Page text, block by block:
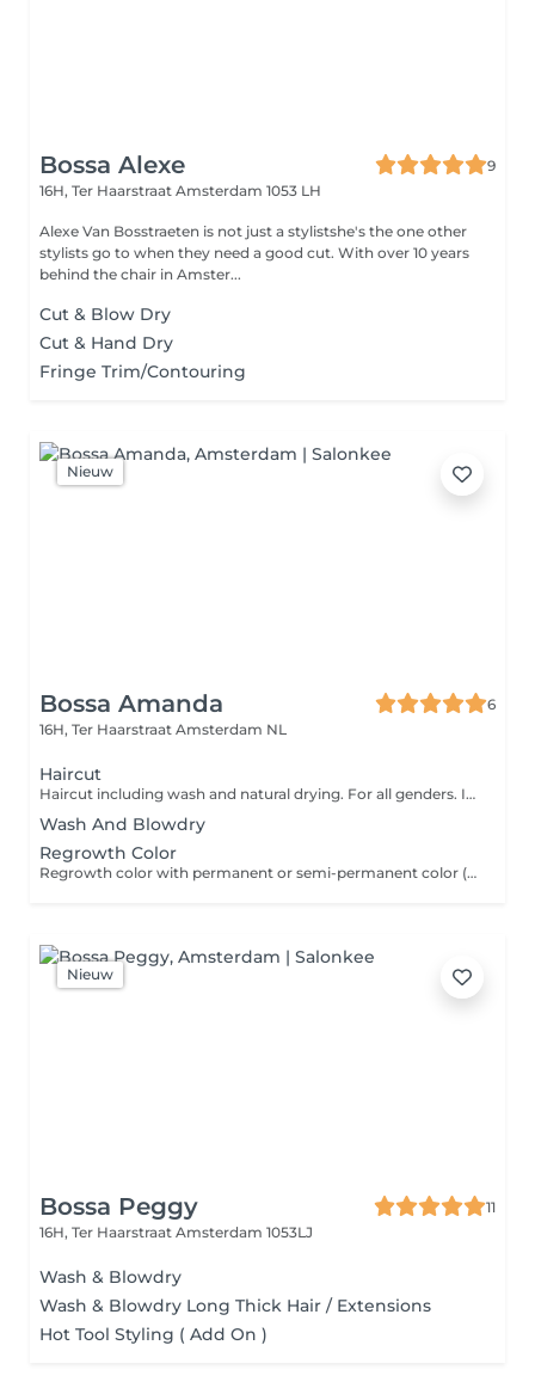
Bossa Alexe
9
16H, Ter Haarstraat Amsterdam 1053 LH
Alexe Van Bosstraeten is not just a stylistshe's the one other
stylists go to when they need a good cut. With over 10 years
behind the chair in Amster...
Cut & Blow Dry
Cut & Hand Dry
Fringe Trim/Contouring
Nieuw
Bossa Amanda
6
16H, Ter Haarstraat Amsterdam NL
Haircut
Haircut including wash and natural drying. For all genders. If you have very long/thick hair or thick curly hair please choose haircut with blowdry/diffuse dry.
Wash And Blowdry
Regrowth Color
Regrowth color with permanent or semi-permanent color (not bleach). If you have waited more than 3 months, book full color.
Nieuw
Bossa Peggy
11
16H, Ter Haarstraat Amsterdam 1053LJ
Wash & Blowdry
Wash & Blowdry Long Thick Hair / Extensions
Hot Tool Styling ( Add On )